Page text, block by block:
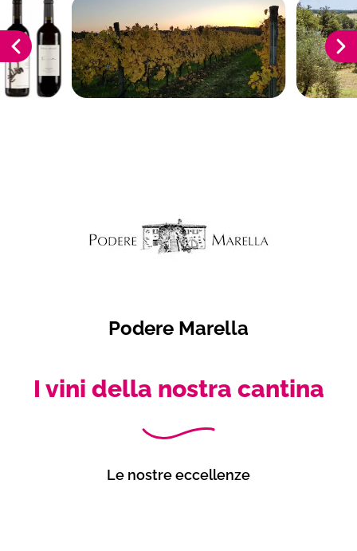
Podere Marella
I vini della nostra cantina
Le nostre eccellenze